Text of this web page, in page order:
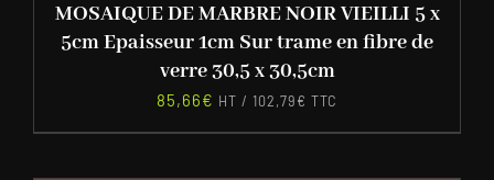
MOSAIQUE DE MARBRE NOIR VIEILLI 5 x
5cm Epaisseur 1cm Sur trame en fibre de
verre 30,5 x 30,5cm
85,66€ HT / 102,79€ TTC